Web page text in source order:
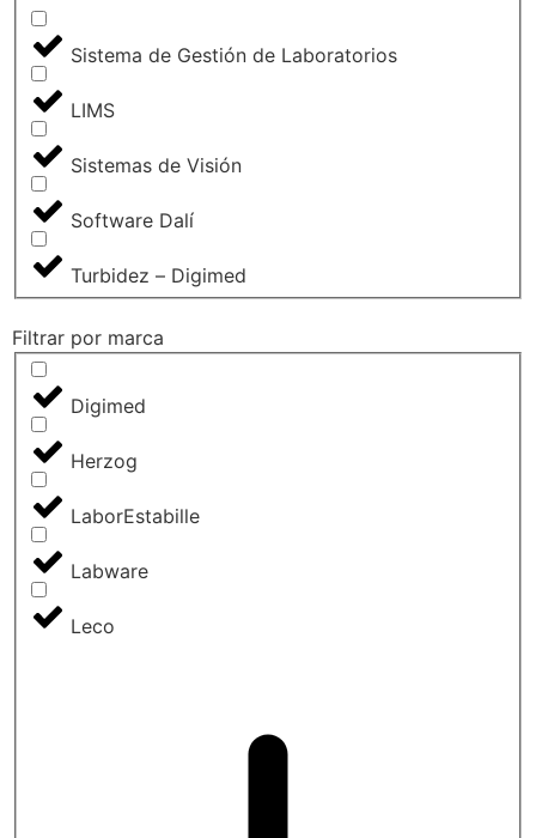
Sistema de Gestión de Laboratorios
LIMS
Sistemas de Visión
Software Dalí
Turbidez – Digimed
Filtrar por marca
Digimed
Herzog
LaborEstabille
Labware
Leco